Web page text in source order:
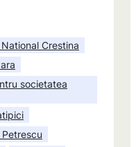
Crestina
societatea